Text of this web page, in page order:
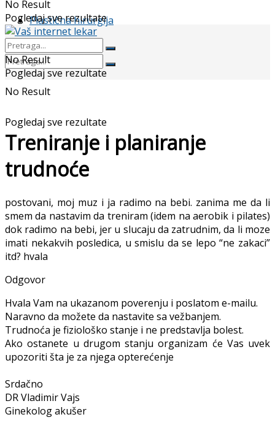
Plastična hirurgija
No Result
Pogledaj sve rezultate
No Result
Pogledaj sve rezultate
No Result
Pogledaj sve rezultate
Treniranje i planiranje
trudnoće
postovani, moj muz i ja radimo na bebi. zanima me da li
smem da nastavim da treniram (idem na aerobik i pilates)
dok radimo na bebi, jer u slucaju da zatrudnim, da li moze
imati nekakvih posledica, u smislu da se lepo “ne zakaci”
itd? hvala
Odgovor
Hvala Vam na ukazanom poverenju i poslatom e-mailu.
Naravno da možete da nastavite sa vežbanjem.
Trudnoća je fiziološko stanje i ne predstavlja bolest.
Ako ostanete u drugom stanju organizam će Vas uvek
upozoriti šta je za njega opterećenje
Srdačno
DR Vladimir Vajs
Ginekolog akušer